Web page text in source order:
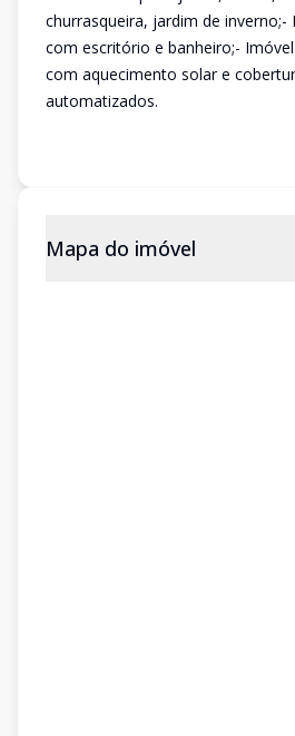
churrasqueira, jardim de inverno;-
com escritório e banheiro;-
com aquecimento solar e
automatizados.
Mapa do imóvel